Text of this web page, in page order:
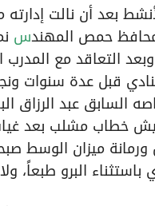
بعد أن نالت
محافظ حمص المهندس
التعاقد مع
قبل عدة سنوات
السابق عبد الرزاق
خطاب مشلب بعد
ورمانة ميزان الوسط
البرو طبعاً،